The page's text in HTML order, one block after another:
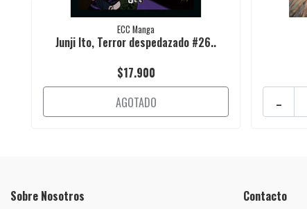
ECC Manga
Junji Ito, Terror despedazado #26..
$17.900
AGOTADO
-
Sobre Nosotros Contacto